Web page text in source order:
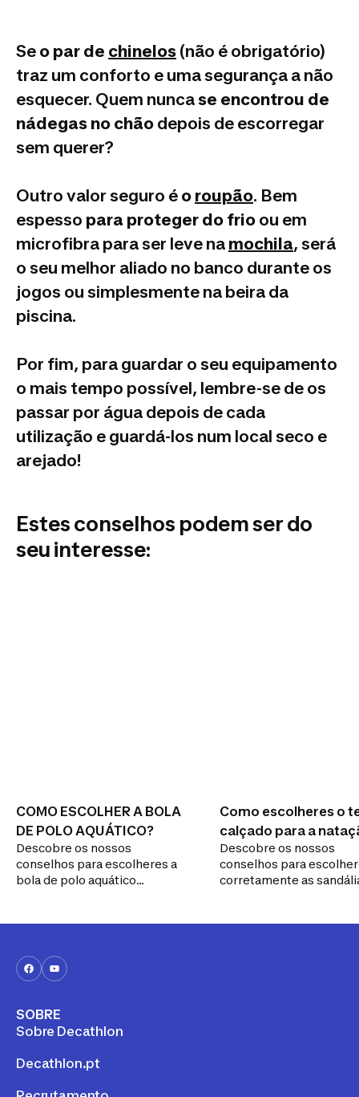
Se o par de chinelos (não é obrigatório)
traz um conforto e uma segurança a não
esquecer. Quem nuncase encontrou de
nádegas no chão depois de escorregar
sem querer?
Outro valor seguro é o roupão. Bem
espesso para proteger do frio ou em
microfibra para ser leve na mochila, será
o seu melhor aliado no banco durante os
jogos ou simplesmente na beira da
piscina.
Por fim, para guardar o seu equipamento
o mais tempo possível, lembre-se de os
passar por água depois de cada
utilização e guardá-los num local seco e
arejado!
Estes conselhos podem ser do
seu interesse:
COMO ESCOLHER A BOLA
DE POLO AQUÁTICO?
Descobre os nossos
conselhos para escolheres a
bola de polo aquático
Como escolheres o
calçado para a
Descobre os nossos
conselhos para
corretamente as
piscina.
SOBRE
Sobre Decathlon
Decathlon.pt